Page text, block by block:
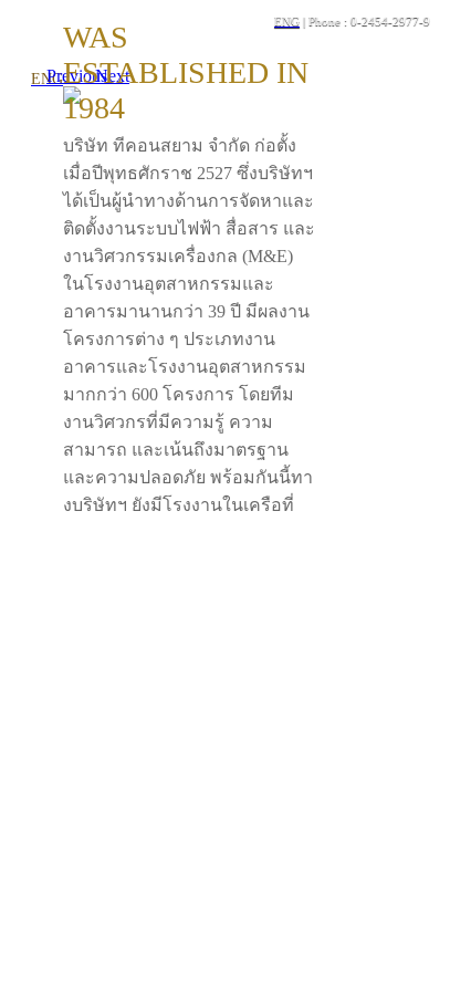
ENG | Phone : 0-2454-2977-9
ENGPreviousNext
WAS
ESTABLISHED IN
1984
บริษัท ทีคอนสยาม จำกัด ก่อตั้ง
เมื่อปีพุทธศักราช 2527 ซึ่งบริษัทฯ
ได้เป็นผู้นำทางด้านการจัดหาและ
ติดตั้งงานระบบไฟฟ้า สื่อสาร และ
งานวิศวกรรมเครื่องกล (M&E)
ในโรงงานอุตสาหกรรมและ
อาคารมานานกว่า 39 ปี มีผลงาน
โครงการต่าง ๆ ประเภทงาน
อาคารและโรงงานอุตสาหกรรม
มากกว่า 600 โครงการ โดยทีม
งานวิศวกรที่มีความรู้ ความ
สามารถ และเน้นถึงมาตรฐาน
และความปลอดภัย พร้อมกันนี้ทา
งบริษัทฯ ยังมีโรงงานในเครือที่